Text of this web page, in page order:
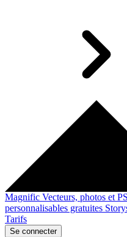
Magnific Vecteurs, photos et
personnalisables gratuites
Tarifs
Se connecter